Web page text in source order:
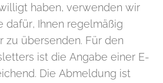
haben, verwenden wir
dafür, Ihnen regelmäßig
zu übersenden. Für den
ist die Angabe einer E-
Die Abmeldung ist